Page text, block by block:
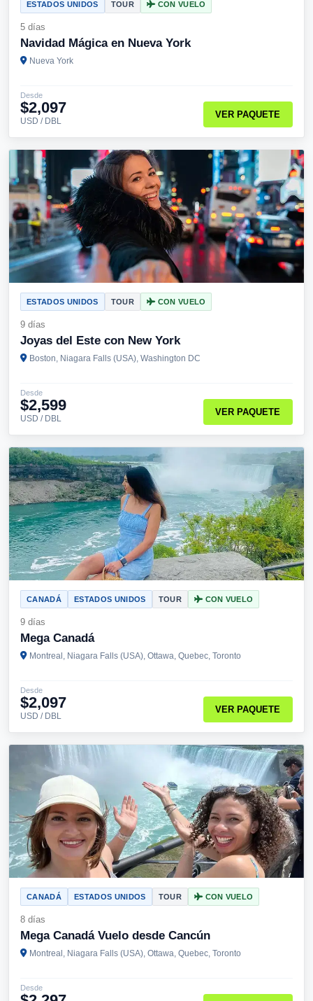
ESTADOS UNIDOS TOUR CON VUELO
5 días
Navidad Mágica en Nueva York
Nueva York
Desde
$2,097
USD / DBL
VER PAQUETE
ESTADOS UNIDOS TOUR CON VUELO
9 días
Joyas del Este con New York
Boston, Niagara Falls (USA), Washington DC
Desde
$2,599
USD / DBL
VER PAQUETE
CANADÁ ESTADOS UNIDOS TOUR CON VUELO
9 días
Mega Canadá
Montreal, Niagara Falls (USA), Ottawa, Quebec, Toronto
Desde
$2,097
USD / DBL
VER PAQUETE
CANADÁ ESTADOS UNIDOS TOUR CON VUELO
8 días
Mega Canadá Vuelo desde Cancún
Montreal, Niagara Falls (USA), Ottawa, Quebec, Toronto
Desde